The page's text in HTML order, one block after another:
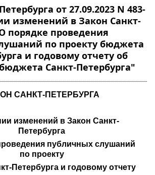
от 27.09.2023 N 483-
изменений в Закон Санкт-
порядке проведения
по проекту бюджета
и годовому отчету об
Санкт-Петербурга"
САНКТ-ПЕТЕРБУРГА
изменений в Закон Санкт-
Петербурга
публичных слушаний
по проекту
Петербурга и годовому отчету